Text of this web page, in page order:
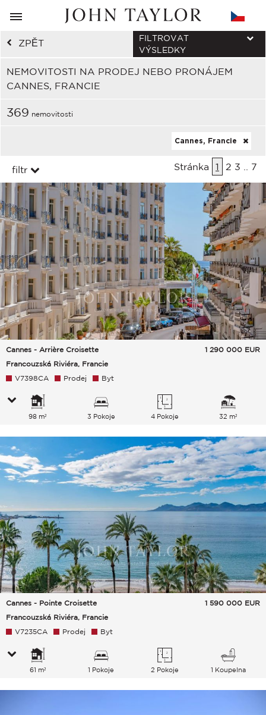
ZPĚT
NEMOVITOSTI NA PRODEJ NEBO PRONÁJEM
CANNES, FRANCIE
FILTROVAT
VÝSLEDKY
369 nemovitosti
Cannes, Francie
filtr Stránka 1 2 3 7
Cannes - Arrière Croisette
Francouzská Riviéra, Francie
1 290 000 EUR
V7398CA Prodej Byt
98 m² 3 Pokoje 4 Pokoje 32 m²
Cannes - Pointe Croisette
Francouzská Riviéra, Francie
1 590 000 EUR
V7235CA Prodej Byt
61 m² 1 Pokoje 2 Pokoje 1 Koupelna